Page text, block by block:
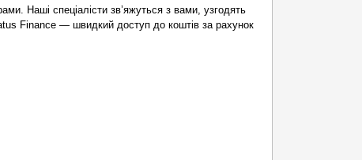
Наші спеціалісти зв’яжуться з вами, узгодять
Finance — швидкий доступ до коштів за рахунок